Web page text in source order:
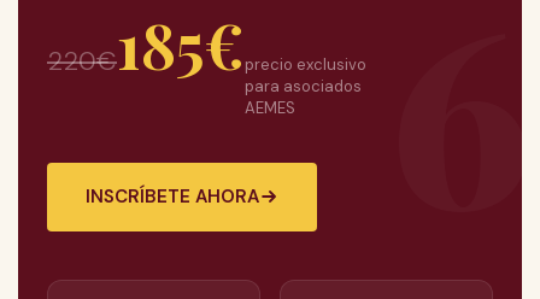
220€185€ precio exclusivo
para asociados
AEMES
INSCRÍBETE AHORA